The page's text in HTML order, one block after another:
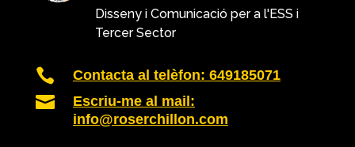
Disseny i Comunicació per a l'ESS i
Tercer Sector
 Contacta al telèfon: 649185071

Escriu-me al mail:
info@roserchillon.com